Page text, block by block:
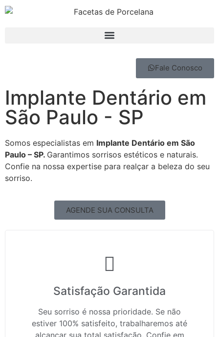
Fale Conosco
Implante Dentário em
São Paulo - SP
Somos especialistas em Implante Dentário em São
Paulo – SP. Garantimos sorrisos estéticos e naturais.
Confie na nossa expertise para realçar a beleza do seu
sorriso.
AGENDE SUA CONSULTA
Satisfação Garantida
Seu sorriso é nossa prioridade. Se não
estiver 100% satisfeito, trabalharemos até